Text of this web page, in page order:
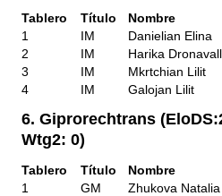
Tablero Título Nombre
1
IM Danielian Elina
2
IM Harika
3
IM Mkrtchian Lilit
4
IM Galojan Lilit
6. Giprorechtrans
Wtg2: 0)
Tablero Título Nombre
1
GM Zhukova Natalia